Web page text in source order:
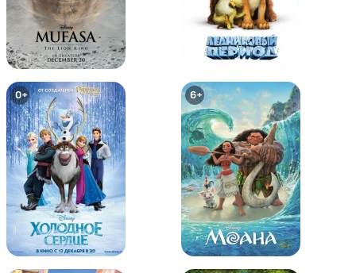
0+
Том и Джерри: Робин Гуд и
Мышь-Весельчак
0+
Том и Джерри: Гигантское
приключение
6+ 0+
0+ 6+